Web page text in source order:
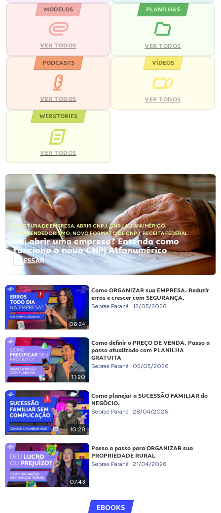
MODELOS
VER TODOS
PLANILHAS
VER TODOS
PODCASTS
VER TODOS
VÍDEOS
VER TODOS
WEBSTORIES
VER TODOS
ABERTURA DE EMPRESA, ABRIR CNPJ,CNPJ ALFANUMÉRICO,
EMPREENDEDORISMO, NOVO FORMATO DE CNPJ,RECEITA FEDERAL
Vai abrir uma empresa? Entenda como
funciona o novo CNPJ Alfanumérico
ACESSAR
06:24
Como ORGANIZAR sua EMPRESA. Reduzir
erros e crescer com SEGURANÇA.
Sebrae Paraná 12/05/2026
11:20
Como definir o PREÇO DE VENDA. Passo a
passo atualizado com PLANILHA
GRATUITA
Sebrae Paraná 05/05/2026
10:28
Como planejar a SUCESSÃO FAMILIAR do
NEGÓCIO.
Sebrae Paraná 28/04/2026
07:43
Passo a passo para ORGANIZAR sua
PROPRIEDADE RURAL
Sebrae Paraná 21/04/2026
EBOOKS